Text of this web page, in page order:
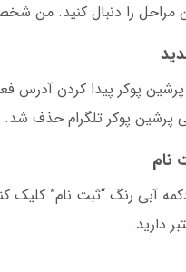
مراحل را دنبال کنید. من
پوکر پیدا کردن آدرس
نام
آبی رنگ “ثبت نام” کلیک
دارید.